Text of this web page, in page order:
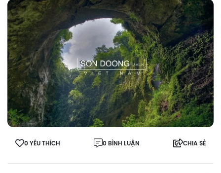
0 YÊU THÍCH 0 BÌNH LUẬN CHIA SẺ